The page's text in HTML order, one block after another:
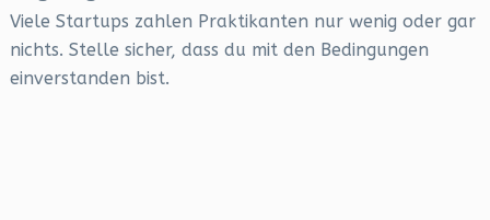
Viele Startups zahlen Praktikanten nur wenig oder gar
nichts. Stelle sicher, dass du mit den Bedingungen
einverstanden bist.